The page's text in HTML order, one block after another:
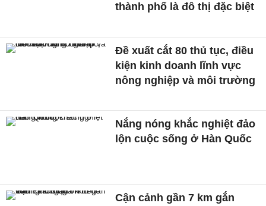
thành phố là đô thị đặc biệt
Đề xuất cắt 80 thủ tục, điều
kiện kinh doanh lĩnh vực
nông nghiệp và môi trường
Nắng nóng khắc nghiệt đảo
lộn cuộc sống ở Hàn Quốc
Cận cảnh gần 7 km gắn